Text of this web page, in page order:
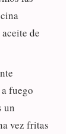
de
fuego
un
vez fritas